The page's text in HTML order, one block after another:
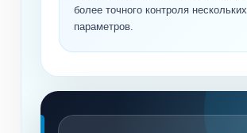
более точного контроля нескольких
параметров.